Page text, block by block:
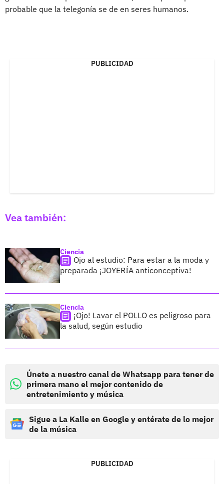
probable que la telegonía se de en seres humanos.
PUBLICIDAD
Vea también:
Ciencia
Ojo al estudio: Para estar a la moda y
preparada ¡JOYERÍA anticonceptiva!
Ciencia
¡Ojo! Lavar el POLLO es peligroso para
la salud, según estudio
Únete a nuestro canal de Whatsapp para tener de
primera mano el mejor contenido de
entretenimiento y música
Sigue a La Kalle en Google y entérate de lo mejor
de la música
PUBLICIDAD